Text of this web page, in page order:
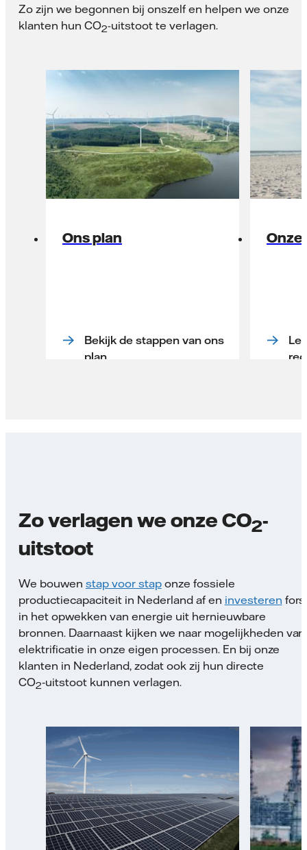
Zo zijn we begon­nen bij onszelf en helpen we onze
klanten hun CO2-uitstoot te verlagen.
Ons plan
Bekijk de stappen van ons
plan
Zo verlagen we onze CO2-
uitstoot
We bouwen stap voor staponze fossiele
productiecapaciteit in Nederland af en investeren fors
in het opwekken van energie uit hernieuwbare
bronnen. Daarnaast kijken we naar mogelijkheden van
elektrificatie in onze eigen processen. En bij onze
klanten in Nederland, zodat ook zij hun directe
CO2‑uitstoot kunnen verlagen.